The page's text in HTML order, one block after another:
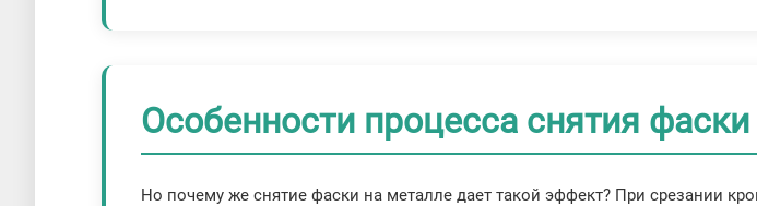
Особенности процесса снятия фаски
Но почему же снятие фаски на металле дает такой эффект? При срезании